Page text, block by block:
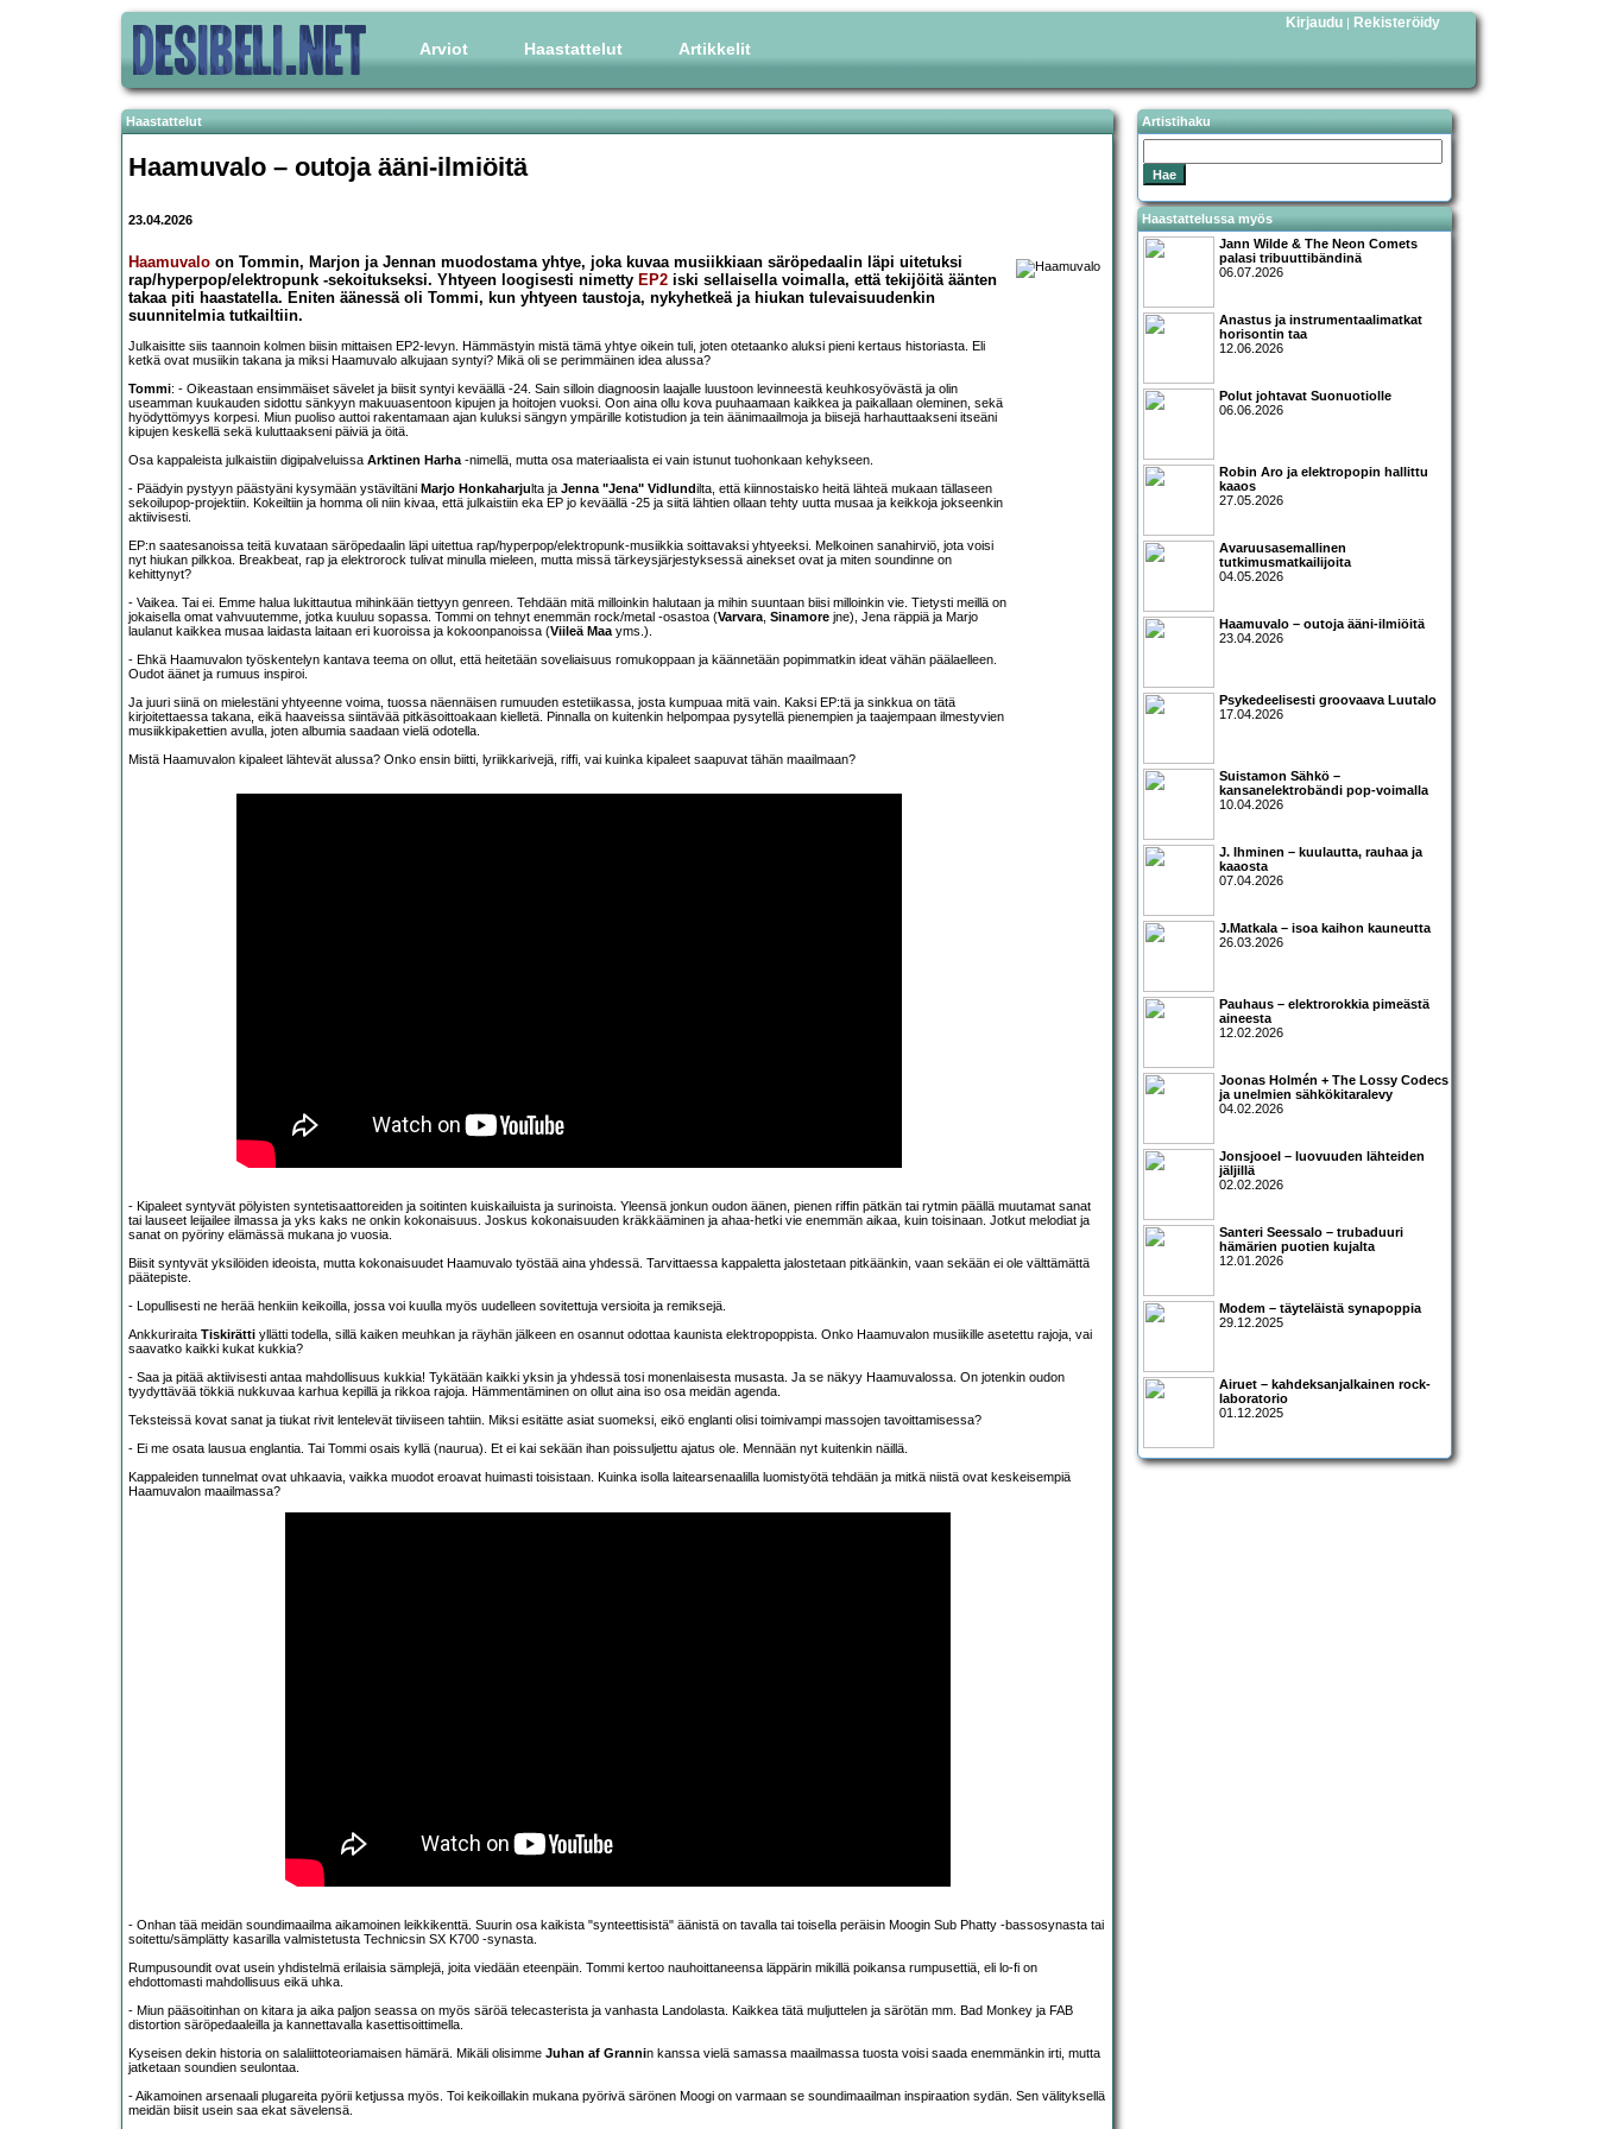
Arviot Haastattelut Artikkelit
Kirjaudu | Rekisteröidy
Haastattelut
Haamuvalo – outoja ääni-ilmiöitä
23.04.2026
Haamuvalo on Tommin, Marjon ja Jennan muodostama yhtye, joka kuvaa musiikkiaan säröpedaalin läpi uitetuksi
rap/hyperpop/elektropunk -sekoitukseksi. Yhtyeen loogisesti nimetty EP2 iski sellaisella voimalla, että tekijöitä äänten
takaa piti haastatella. Eniten äänessä oli Tommi, kun yhtyeen taustoja, nykyhetkeä ja hiukan tulevaisuudenkin
suunnitelmia tutkailtiin.
Julkaisitte siis taannoin kolmen biisin mittaisen EP2-levyn. Hämmästyin mistä tämä yhtye oikein tuli, joten otetaanko aluksi pieni kertaus historiasta. Eli
ketkä ovat musiikin takana ja miksi Haamuvalo alkujaan syntyi? Mikä oli se perimmäinen idea alussa?
Tommi: - Oikeastaan ensimmäiset sävelet ja biisit syntyi keväällä -24. Sain silloin diagnoosin laajalle luustoon levinneestä keuhkosyövästä ja olin
useamman kuukauden sidottu sänkyyn makuuasentoon kipujen ja hoitojen vuoksi. Oon aina ollu kova puuhaamaan kaikkea ja paikallaan oleminen, sekä
hyödyttömyys korpesi. Miun puoliso auttoi rakentamaan ajan kuluksi sängyn ympärille kotistudion ja tein äänimaailmoja ja biisejä harhauttaakseni itseäni
kipujen keskellä sekä kuluttaakseni päiviä ja öitä.
Osa kappaleista julkaistiin digipalveluissa Arktinen Harha-nimellä, mutta osa materiaalista ei vain istunut tuohonkaan kehykseen.
- Päädyin pystyyn päästyäni kysymään ystäviltäni Marjo Honkaharju lta ja Jenna "Jena" Vidlundilta, että kiinnostaisko heitä lähteä mukaan tällaseen
sekoilupop-projektiin. Kokeiltiin ja homma oli niin kivaa, että julkaistiin eka EP jo keväällä -25 ja siitä lähtien ollaan tehty uutta musaa ja keikkoja jokseenkin
aktiivisesti.
EP:n saatesanoissa teitä kuvataan säröpedaalin läpi uitettua rap/hyperpop/elektropunk-musiikkia soittavaksi yhtyeeksi. Melkoinen sanahirviö, jota voisi
nyt hiukan pilkkoa. Breakbeat, rap ja elektrorock tulivat minulla mieleen, mutta missä tärkeysjärjestyksessä ainekset ovat ja miten soundinne on
kehittynyt?
- Vaikea. Tai ei. Emme halua lukittautua mihinkään tiettyyn genreen. Tehdään mitä milloinkin halutaan ja mihin suuntaan biisi milloinkin vie. Tietysti meillä on
jokaisella omat vahvuutemme, jotka kuuluu sopassa. Tommi on tehnyt enemmän rock/metal -osastoa (Varvara, Sinamore jne), Jena räppiä ja Marjo
laulanut kaikkea musaa laidasta laitaan eri kuoroissa ja kokoonpanoissa (Viileä Maayms.).
- Ehkä Haamuvalon työskentelyn kantava teema on ollut, että heitetään soveliaisuus romukoppaan ja käännetään popimmatkin ideat vähän päälaelleen.
Oudot äänet ja rumuus inspiroi.
Ja juuri siinä on mielestäni yhtyeenne voima, tuossa näennäisen rumuuden estetiikassa, josta kumpuaa mitä vain. Kaksi EP:tä ja sinkkua on tätä
kirjoitettaessa takana, eikä haaveissa siintävää pitkäsoittoakaan kielletä. Pinnalla on kuitenkin helpompaa pysytellä pienempien ja taajempaan ilmestyvien
musiikkipakettien avulla, joten albumia saadaan vielä odotella.
Mistä Haamuvalon kipaleet lähtevät alussa? Onko ensin biitti, lyriikkarivejä, riffi, vai kuinka kipaleet saapuvat tähän maailmaan?
- Kipaleet syntyvät pölyisten syntetisaattoreiden ja soitinten kuiskailuista ja surinoista. Yleensä jonkun oudon äänen, pienen riffin pätkän tai rytmin päällä muutamat sanat
tai lauseet leijailee ilmassa ja yks kaks ne onkin kokonaisuus. Joskus kokonaisuuden kräkkääminen ja ahaa-hetki vie enemmän aikaa, kuin toisinaan. Jotkut melodiat ja
sanat on pyöriny elämässä mukana jo vuosia.
Biisit syntyvät yksilöiden ideoista, mutta kokonaisuudet Haamuvalo työstää aina yhdessä. Tarvittaessa kappaletta jalostetaan pitkäänkin, vaan sekään ei ole välttämättä
päätepiste.
- Lopullisesti ne herää henkiin keikoilla, jossa voi kuulla myös uudelleen sovitettuja versioita ja remiksejä.
Ankkuriraita Tiskirätti yllätti todella, sillä kaiken meuhkan ja räyhän jälkeen en osannut odottaa kaunista elektropoppista. Onko Haamuvalon musiikille asetettu rajoja, vai
saavatko kaikki kukat kukkia?
- Saa ja pitää aktiivisesti antaa mahdollisuus kukkia! Tykätään kaikki yksin ja yhdessä tosi monenlaisesta musasta. Ja se näkyy Haamuvalossa. On jotenkin oudon
tyydyttävää tökkiä nukkuvaa karhua kepillä ja rikkoa rajoja. Hämmentäminen on ollut aina iso osa meidän agenda.
Teksteissä kovat sanat ja tiukat rivit lentelevät tiiviiseen tahtiin. Miksi esitätte asiat suomeksi, eikö englanti olisi toimivampi massojen tavoittamisessa?
- Ei me osata lausua englantia. Tai Tommi osais kyllä (naurua). Et ei kai sekään ihan poissuljettu ajatus ole. Mennään nyt kuitenkin näillä.
Kappaleiden tunnelmat ovat uhkaavia, vaikka muodot eroavat huimasti toisistaan. Kuinka isolla laitearsenaalilla luomistyötä tehdään ja mitkä niistä ovat keskeisempiä
Haamuvalon maailmassa?
- Onhan tää meidän soundimaailma aikamoinen leikkikenttä. Suurin osa kaikista "synteettisistä" äänistä on tavalla tai toisella peräisin Moogin Sub Phatty -bassosynasta tai
soitettu/sämplätty kasarilla valmistetusta Technicsin SX K700 -synasta.
Rumpusoundit ovat usein yhdistelmä erilaisia sämplejä, joita viedään eteenpäin. Tommi kertoo nauhoittaneensa läppärin mikillä poikansa rumpusettiä, eli lo-fi on
ehdottomasti mahdollisuus eikä uhka.
- Miun pääsoitinhan on kitara ja aika paljon seassa on myös säröä telecasterista ja vanhasta Landolasta. Kaikkea tätä muljuttelen ja särötän mm. Bad Monkey ja FAB
distortion säröpedaaleilla ja kannettavalla kasettisoittimella.
Kyseisen dekin historia on salaliittoteoriamaisen hämärä. Mikäli olisimme Juhan af Grannin kanssa vielä samassa maailmassa tuosta voisi saada enemmänkin irti, mutta
jatketaan soundien seulontaa.
- Aikamoinen arsenaali plugareita pyörii ketjussa myös. Toi keikoillakin mukana pyörivä särönen Moogi on varmaan se soundimaailman inspiraation sydän. Sen välityksellä
meidän biisit usein saa ekat sävelensä.
Artistihaku
Haastattelussa myös
Jann Wilde & The Neon Comets
palasi tribuuttibändinä
06.07.2026
Anastus ja instrumentaalimatkat
horisontin taa
12.06.2026
Polut johtavat Suonuotiolle
06.06.2026
Robin Aro ja elektropopin hallittu
kaaos
27.05.2026
Avaruusasemallinen
tutkimusmatkailijoita
04.05.2026
Haamuvalo – outoja ääni-ilmiöitä
23.04.2026
Psykedeelisesti groovaava Luutalo
17.04.2026
Suistamon Sähkö –
kansanelektrobändi pop-voimalla
10.04.2026
J. Ihminen – kuulautta, rauhaa ja
kaaosta
07.04.2026
J.Matkala – isoa kaihon kauneutta
26.03.2026
Pauhaus – elektrorokkia pimeästä
aineesta
12.02.2026
Joonas Holmén + The Lossy Codecs
ja unelmien sähkökitaralevy
04.02.2026
Jonsjooel – luovuuden lähteiden
jäljillä
02.02.2026
Santeri Seessalo – trubaduuri
hämärien puotien kujalta
12.01.2026
Modem – täyteläistä synapoppia
29.12.2025
Airuet – kahdeksanjalkainen rock-
laboratorio
01.12.2025